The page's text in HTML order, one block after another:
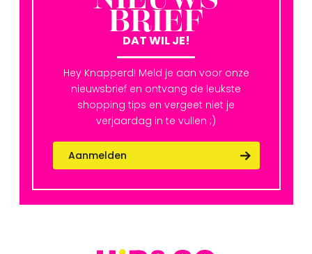
BRIEF
DAT WIL JE!
Hey Knapperd! Meld je aan voor onze
nieuwsbrief en ontvang de leukste
shopping tips en vergeet niet je
verjaardag in te vullen ;)
Aanmelden